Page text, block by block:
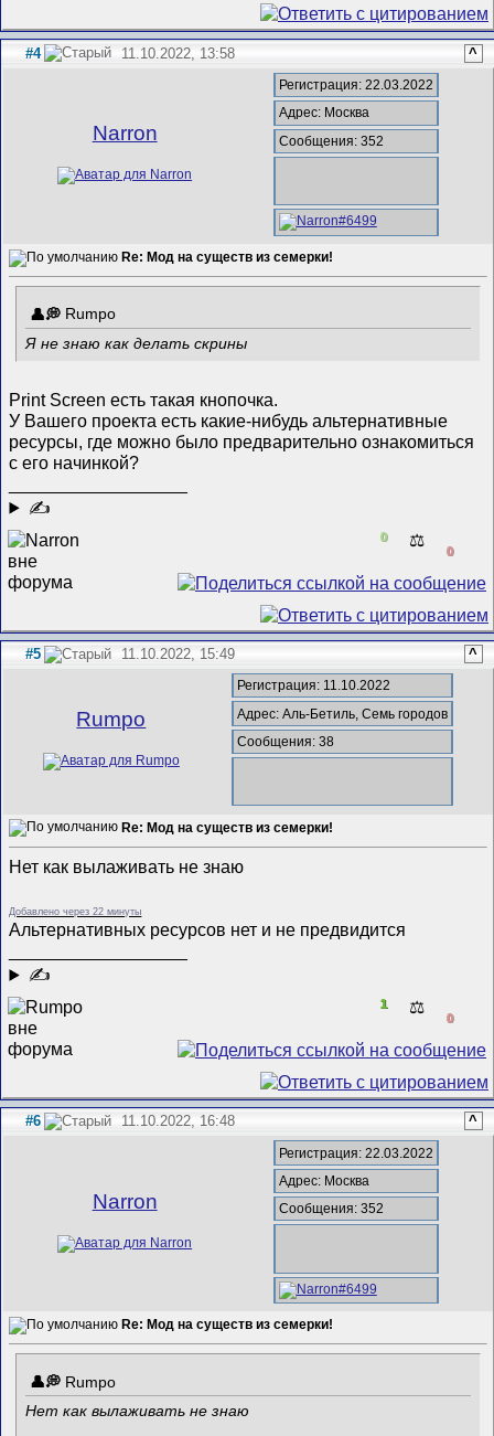
#4 11.10.2022, 13:58 ^
Narron
Регистрация: 22.03.2022
Адрес: Москва
Сообщения: 352
Re: Мод на существ из семерки!
Rumpo
Я не знаю как делать скрины
Print Screen есть такая кнопочка.
У Вашего проекта есть какие-нибудь альтернативные
ресурсы, где можно было предварительно ознакомиться
с его начинкой?
✍
0 ⚖️
0
#5 11.10.2022, 15:49 ^
Rumpo
Регистрация: 11.10.2022
Адрес: Аль-Бетиль, Семь городов
Сообщения: 38
Re: Мод на существ из семерки!
Нет как вылаживать не знаю
Добавлено через 22 минуты
Альтернативных ресурсов нет и не предвидится
✍
1 ⚖️
0
#6 11.10.2022, 16:48 ^
Narron
Регистрация: 22.03.2022
Адрес: Москва
Сообщения: 352
Re: Мод на существ из семерки!
Rumpo
Нет как вылаживать не знаю